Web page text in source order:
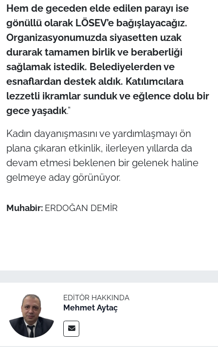
Hem de geceden elde edilen parayı ise
gönüllü olarak LÖSEV’e bağışlayacağız.
Organizasyonumuzda siyasetten uzak
durarak tamamen birlik ve beraberliği
sağlamak istedik. Belediyelerden ve
esnaflardan destek aldık. Katılımcılara
lezzetli ikramlar sunduk ve eğlence dolu bir
gece yaşadık.”
Kadın dayanışmasını ve yardımlaşmayı ön
plana çıkaran etkinlik, ilerleyen yıllarda da
devam etmesi beklenen bir gelenek haline
gelmeye aday görünüyor.
Muhabir: ERDOĞAN DEMİR
EDITÖR HAKKINDA
Mehmet Aytaç
Finans
Genel-A
Gündem-Eğitim